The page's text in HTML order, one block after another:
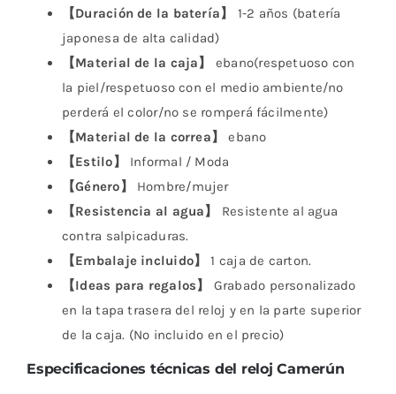
【Duración de la batería】
1-2 años (batería
japonesa de alta calidad)
【Material de la caja】
ebano(respetuoso con
la piel/respetuoso con el medio ambiente/no
perderá el color/no se romperá fácilmente)
【Material de la correa】
ebano
【Estilo】
Informal / Moda
【Género】
Hombre/mujer
【Resistencia al agua】 Resistente al agua
contra salpicaduras.
【Embalaje incluido】
1 caja de carton.
【Ideas para regalos】
Grabado personalizado
en la tapa trasera del reloj y en la parte superior
de la caja. (No incluido en el precio)
Especificaciones técnicas del reloj Camerún